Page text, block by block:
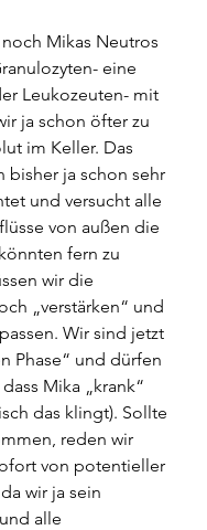
Mikas Neutros
eine
Leukozeuten- mit
ja schon öfter zu
im Keller. Das
bisher ja schon sehr
und versucht alle
von außen die
fern zu
wir die
„verstärken“ und
Wir sind jetzt
Phase“ und dürfen
Mika „krank“
das klingt). Sollte
reden wir
von potentieller
wir ja sein
alle